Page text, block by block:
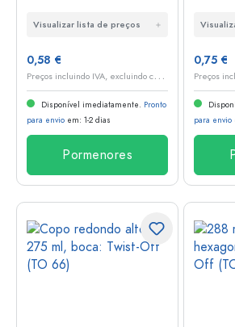
Visualizar lista de preços
0,58 €
P
reços incluindo IVA, excluindo custos de envio
Disponível imediatamente. Pronto
para envio em: 1-2 dias
Pormenores
0,75 €
para envio